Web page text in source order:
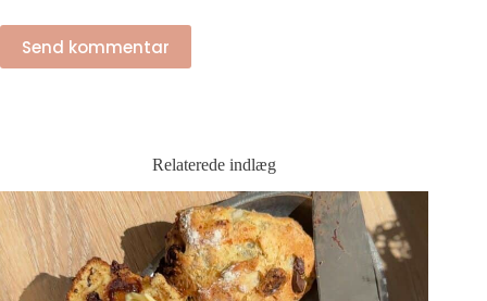
Send kommentar
Relaterede indlæg